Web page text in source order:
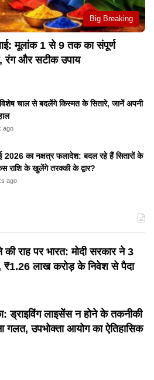
Big Breaking
मूलांक 1 से 9 तक का संपूर्ण
रंग और सटीक उपाय
विशेष चाल से बदलेंगे किस्मत के सितारे, जानें अपनी
ago
2026 का नक्षत्र फलादेश: बदल रहे हैं सितारों के
राशि के खुलेंगे तरक्की के द्वार?
ago
राह पर भारत: मोदी सरकार ने 3
₹1.26 लाख करोड़ के निवेश से पैदा
ड्राइविंग लाइसेंस न होने के तकनीकी
गलत, उपभोक्ता आयोग का ऐतिहासिक